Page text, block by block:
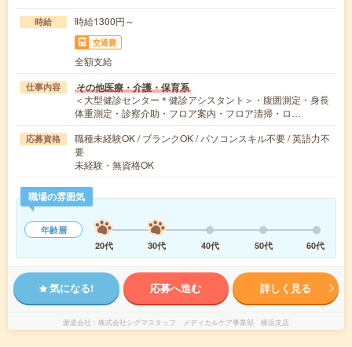
時給 時給1300円～
交通費
全額支給
仕事内容 その他医療・介護・保育系
＜大型健診センター＊健診アシスタント＞・腹囲測定・身長
体重測定・診察介助・フロア案内・フロア清掃・ロ…
応募資格
職種未経験OK / ブランクOK / パソコンスキル不要 / 英語力不
要
未経験・無資格OK
職場の雰囲気
年齢層
20代
30代 40代 50代 60代
気になる! 応募へ進む 詳しく見る
派遣会社 株式会社シグマスタッフ メディカルケア事業部 横浜支店